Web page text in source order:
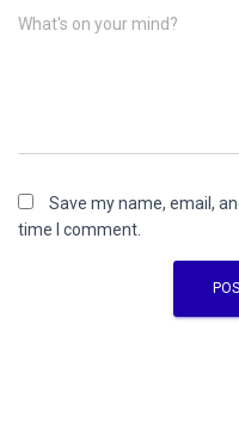
What's on your mind?
Save my name, email,
time I comment.